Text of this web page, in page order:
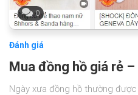
0
Đánh giá
Mua đồng hồ giá rẻ
Ngày xưa đồng hồ thường